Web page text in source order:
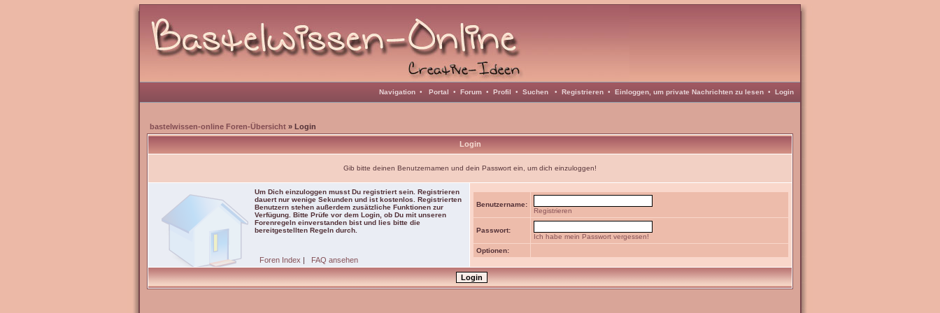
Navigation • Portal • Forum • Profil • Suchen • Registrieren • Einloggen, um private Nachrichten zu lesen • Login
bastelwissen-online Foren-Übersicht » Login
Login
Gib bitte deinen Benutzernamen und dein Passwort ein, um dich einzuloggen!
Um Dich einzuloggen musst Du registriert sein. Registrieren
dauert nur wenige Sekunden und ist kostenlos. Registrierten
Benutzern stehen außerdem zusätzliche Funktionen zur
Verfügung. Bitte Prüfe vor dem Login, ob Du mit unseren
Forenregeln einverstanden bist und lies bitte die
bereitgestellten Regeln durch.
Foren Index | FAQ ansehen
Benutzername:
Registrieren
Passwort:
Ich habe mein Passwort vergessen!
Optionen: